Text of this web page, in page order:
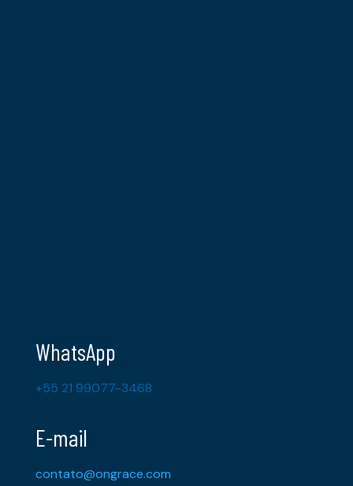
WhatsApp
+55 21 99077-3468
E-mail
contato@ongrace.com